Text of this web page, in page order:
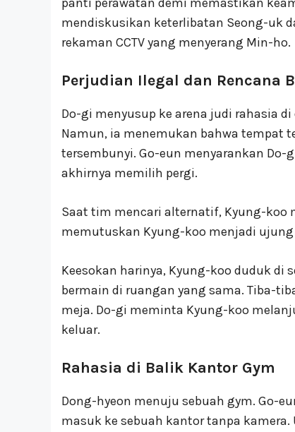
mendiskusikan keterlibatan Seong-uk
rekaman CCTV yang menyerang Min-ho.
Perjudian Ilegal dan Rencana
Do-gi menyusup ke arena judi rahasia
Namun, ia menemukan bahwa tempat
tersembunyi. Go-eun menyarankan
akhirnya memilih pergi.
Saat tim mencari alternatif, Kyung-koo
memutuskan Kyung-koo menjadi
Keesokan harinya, Kyung-koo duduk di
bermain di ruangan yang sama. Tiba-
meja. Do-gi meminta Kyung-koo
keluar.
Rahasia di Balik Kantor Gym
Dong-hyeon menuju sebuah gym. Go-
masuk ke sebuah kantor tanpa